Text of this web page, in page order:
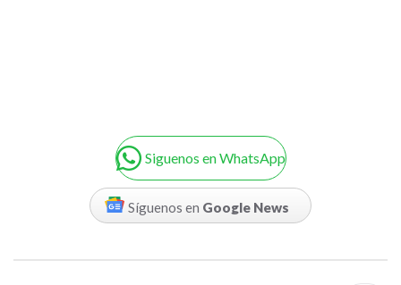
Siguenos en WhatsApp
Síguenos en Google News